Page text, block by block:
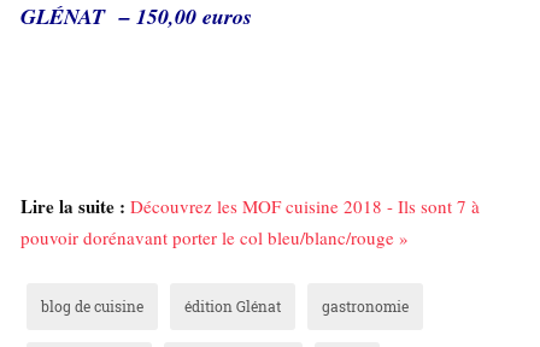
GLÉNAT – 150,00 euros
Lire la suite : Découvrez les MOF cuisine 2018 - Ils sont 7 à
pouvoir dorénavant porter le col bleu/blanc/rouge »
blog de cuisine édition Glénat gastronomie